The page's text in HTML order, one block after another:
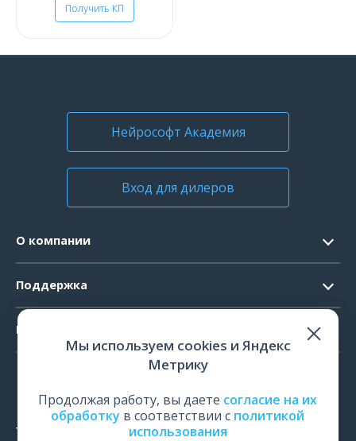
Получить КП
Нейрософт Академия
Вход для дилеров
О компании
Официальные документы
Поддержка
Системные требования
Поверка и калибровка
Продукты
ЭМГ
ИОМ
Мы используем cookies и Яндекс
Метрику
Продолжая работу, вы даете согласие на их
обработку в соответствии с политикой
использования